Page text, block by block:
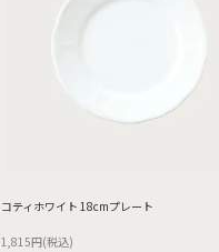
コティホワイト 18cmプレート
1,815円(税込)